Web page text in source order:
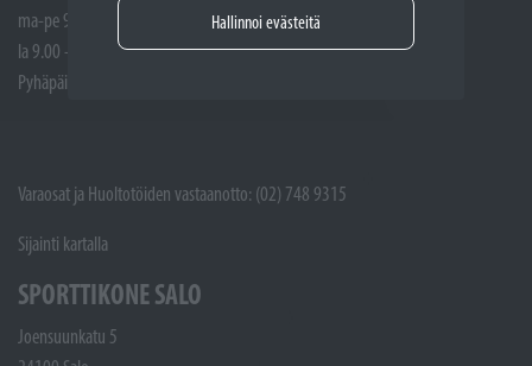
Hallinnoi evästeitä
ma-pe 9.00 - 17.00
la 9.00 - 14.00
Pyhäpäivät suljettuna
Varaosat ja Huoltotöiden vastaanotto: (02) 748 9315
Sijainti kartalla
SPORTTIKONE SALO
Joensuunkatu 5